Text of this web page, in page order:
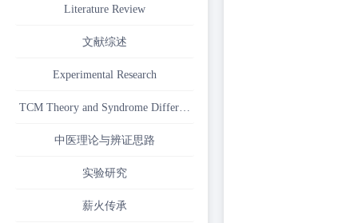
Literature Review
文献综述
Experimental Research
TCM Theory and Syndrome Differentiation Approach
中医理论与辨证思路
实验研究
薪火传承